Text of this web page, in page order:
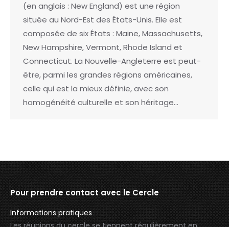
(en anglais : New England) est une région
située au Nord-Est des États-Unis. Elle est
composée de six États : Maine, Massachusetts,
New Hampshire, Vermont, Rhode Island et
Connecticut. La Nouvelle-Angleterre est peut-
être, parmi les grandes régions américaines,
celle qui est la mieux définie, avec son
homogénéité culturelle et son héritage…
Pour prendre contact avec le Cercle
Informations pratiques